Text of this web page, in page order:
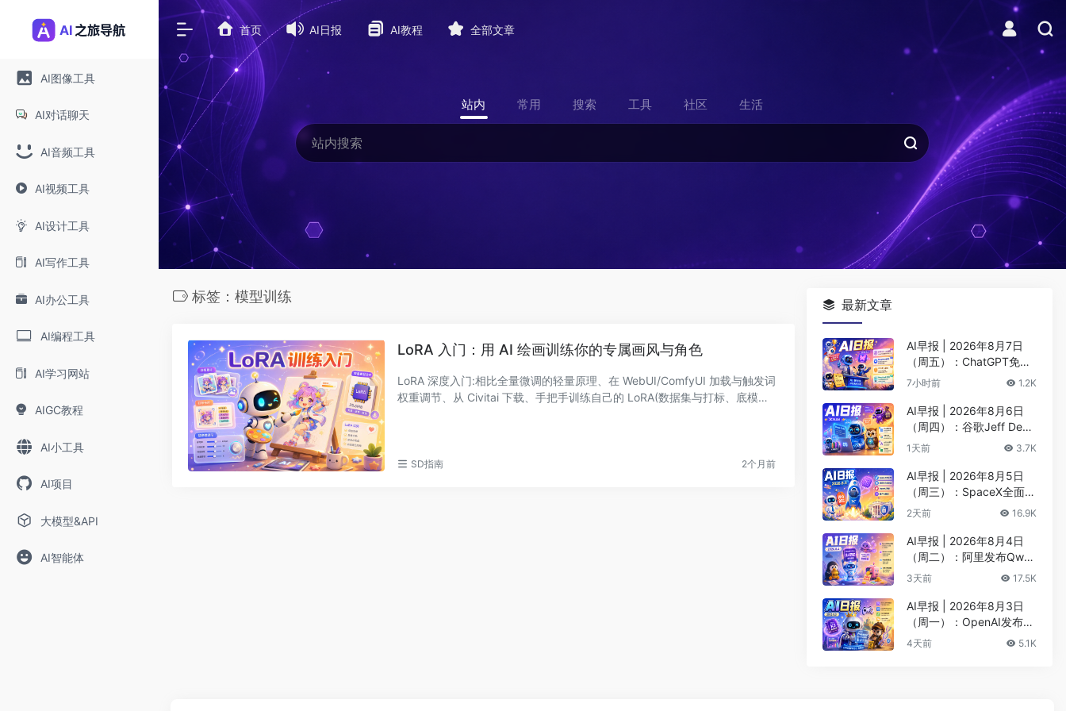
AI图像工具
AI对话聊天
AI音频工具
AI视频工具
AI设计工具
AI写作工具
AI办公工具
AI编程工具
AI学习网站
AIGC教程
AI小工具
AI项目
大模型&API
AI智能体
首页 AI日报 AI教程 全部文章
站内 常用 搜索 工具 社区 生活
标签：模型训练
LoRA 入门：用 AI 绘画训练你的专属画风与角色
LoRA 深度入门:相比全量微调的轻量原理、在 WebUI/ComfyUI 加载与触发词
权重调节、从 Civitai 下载、手把手训练自己的 LoRA(数据集与打标、底模选
SD指南 2个月前
最新文章
AI早报 | 2026年8月7日
（周五）：ChatGPT免费
版升级GPT-5.6 Luna无限
萨比斯卸任CEO
7小时前 1.2K
AI早报 | 2026年8月6日
（周四）：谷歌Jeff Dean
创办AI科学公司、Meta发
1天前 3.7K
AI早报 | 2026年8月5日
（周三）：SpaceX全面押
注英伟达布局太空AI、四
2天前 16.9K
AI早报 | 2026年8月4日
（周二）：阿里发布Qwen
3.8-Max旗舰模型、MiniM
3天前 17.5K
AI早报 | 2026年8月3日
（周一）：OpenAI发布Pr
esence、DNA证据被曝可
4天前 5.1K